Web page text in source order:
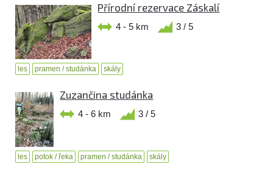
Přírodní rezervace Záskalí
4 - 5 km 3 / 5
les pramen / studánka skály
Zuzančina studánka
4 - 6 km 3 / 5
les potok / řeka pramen / studánka skály